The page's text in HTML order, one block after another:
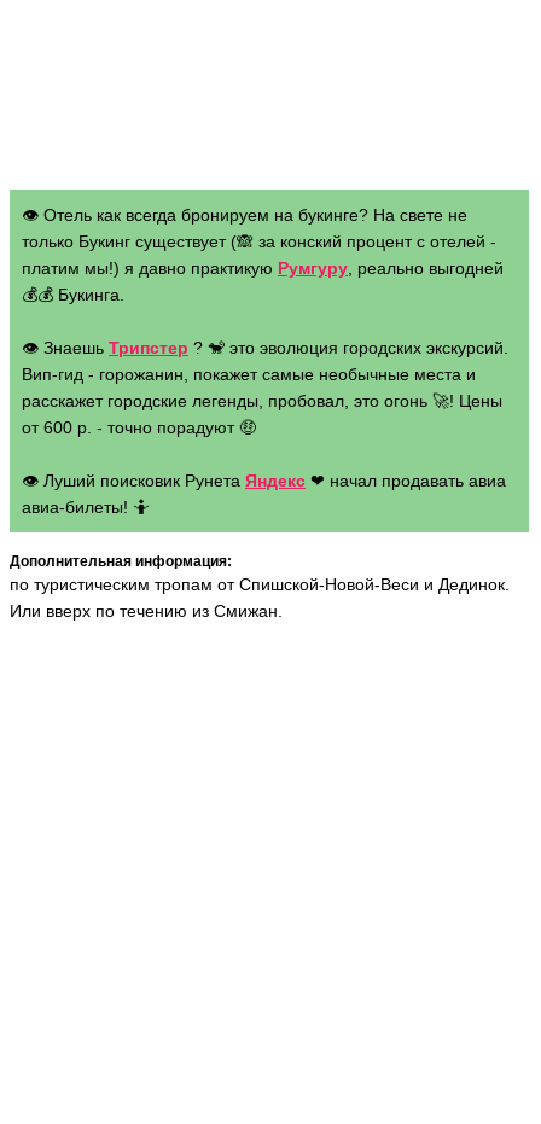
👁 Отель как всегда бронируем на букинге? На свете не
только Букинг существует (🙈 за конский процент с отелей -
платим мы!) я давно практикую Румгуру , реально выгодней
💰💰 Букинга.
👁 Знаешь Трипстер ? 🐒 это эволюция городских экскурсий.
Вип-гид - горожанин, покажет самые необычные места и
расскажет городские легенды, пробовал, это огонь 🚀! Цены
от 600 р. - точно порадуют 🤑
👁 Луший поисковик Рунета Яндекс ❤ начал продавать авиа
авиа-билеты! 🤷
Дополнительная информация:
по туристическим тропам от Спишской-Новой-Веси и Дединок.
Или вверх по течению из Смижан.